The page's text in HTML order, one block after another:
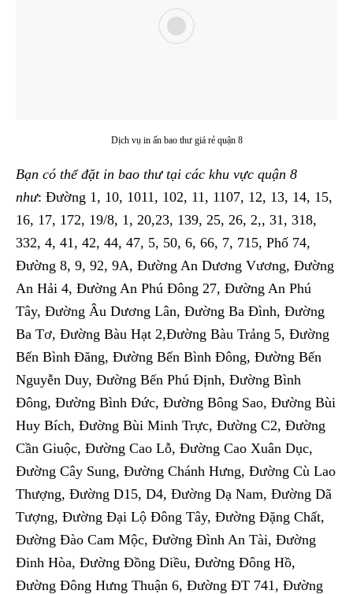
Dịch vụ in ấn bao thư giá rẻ quận 8
Bạn có thể đặt in bao thư tại các khu vực quận 8
như: Đường 1, 10, 1011, 102, 11, 1107, 12, 13, 14, 15,
16, 17, 172, 19/8, 1, 20,23, 139, 25, 26, 2,, 31, 318,
332, 4, 41, 42, 44, 47, 5, 50, 6, 66, 7, 715, Phố 74,
Đường 8, 9, 92, 9A, Đường An Dương Vương, Đường
An Hải 4, Đường An Phú Đông 27, Đường An Phú
Tây, Đường Âu Dương Lân, Đường Ba Đình, Đường
Ba Tơ, Đường Bàu Hạt 2,Đường Bàu Trảng 5, Đường
Bến Bình Đăng, Đường Bến Bình Đông, Đường Bến
Nguyễn Duy, Đường Bến Phú Định, Đường Bình
Đông, Đường Bình Đức, Đường Bông Sao, Đường Bùi
Huy Bích, Đường Bùi Minh Trực, Đường C2, Đường
Cần Giuộc, Đường Cao Lỗ, Đường Cao Xuân Dục,
Đường Cây Sung, Đường Chánh Hưng, Đường Cù Lao
Thượng, Đường D15, D4, Đường Dạ Nam, Đường Dã
Tượng, Đường Đại Lộ Đông Tây, Đường Đặng Chất,
Đường Đào Cam Mộc, Đường Đình An Tài, Đường
Đinh Hòa, Đường Đồng Diều, Đường Đông Hồ,
Đường Đông Hưng Thuận 6, Đường ĐT 741, Đường